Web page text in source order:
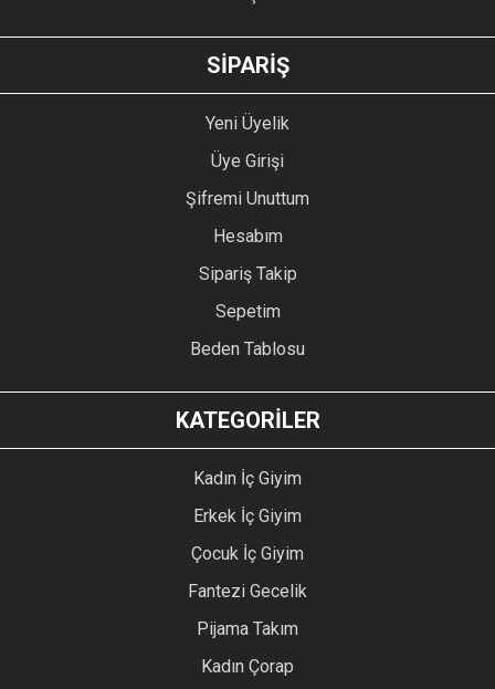
GÖNDER
SİPARİŞ
Yeni Üyelik
Üye Girişi
Şifremi Unuttum
Hesabım
Sipariş Takip
Sepetim
Beden Tablosu
KATEGORİLER
Kadın İç Giyim
Erkek İç Giyim
Çocuk İç Giyim
Fantezi Gecelik
Pijama Takım
Kadın Çorap